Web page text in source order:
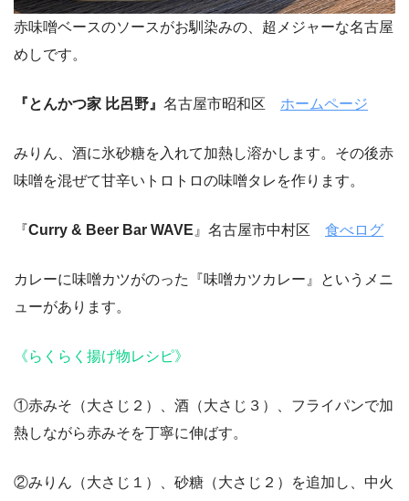
赤味噌ベースのソースがお馴染みの、超メジャーな名古屋
めしです。
『とんかつ家 比呂野』 名古屋市昭和区 ホームページ
みりん、酒に氷砂糖を入れて加熱し溶かします。その後赤
味噌を混ぜて甘辛いトロトロの味噌タレを作ります。
『Curry & Beer Bar WAVE 』名古屋市中村区 食べログ
カレーに味噌カツがのった『味噌カツカレー』というメニ
ューがあります。
《らくらく揚げ物レシピ》
①赤みそ（大さじ２）、酒（大さじ３）、フライパンで加
熱しながら赤みそを丁寧に伸ばす。
②みりん（大さじ１）、砂糖（大さじ２）を追加し、中火